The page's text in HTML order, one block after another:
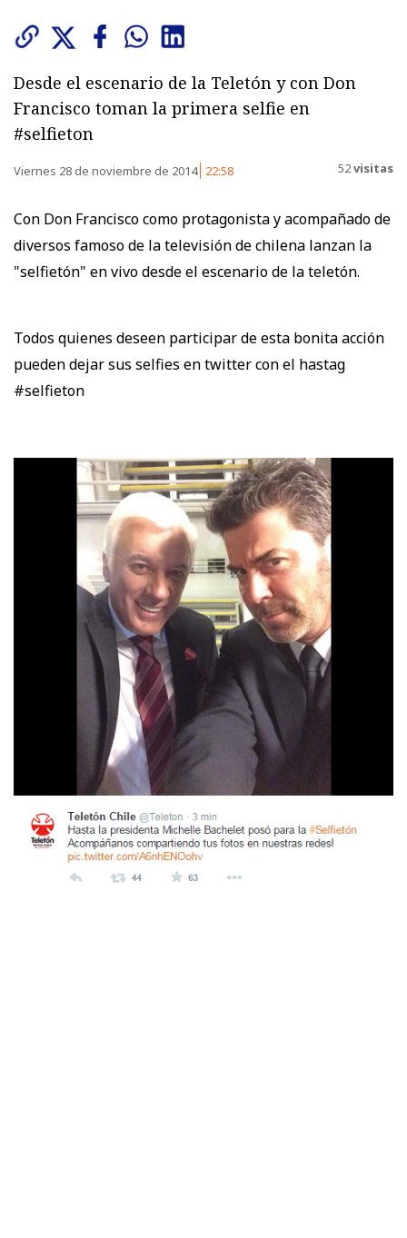
Desde el escenario de la Teletón y con Don
Francisco toman la primera selfie en
#selfieton
Viernes 28 de noviembre de 2014 22:58 52visitas
Con Don Francisco como protagonista y acompañado de
diversos famoso de la televisión de chilena lanzan la
"selfietón" en vivo desde el escenario de la teletón.
Todos quienes deseen participar de esta bonita acción
pueden dejar sus selfies en twitter con el hastag
#selfieton